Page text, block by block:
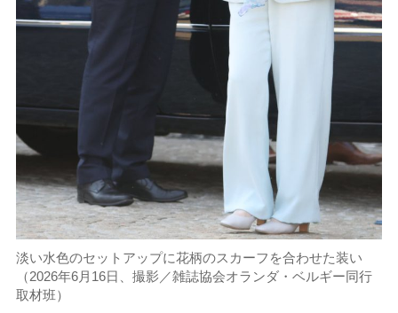
淡い水色のセットアップに花柄のスカーフを合わせた装い
（2026年6月16日、撮影／雑誌協会オランダ・ベルギー同行
取材班）